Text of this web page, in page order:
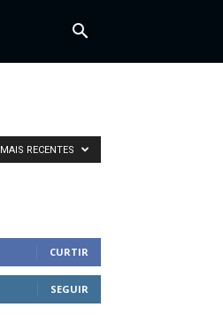
MAIS RECENTES
CURTIR
SEGUIR